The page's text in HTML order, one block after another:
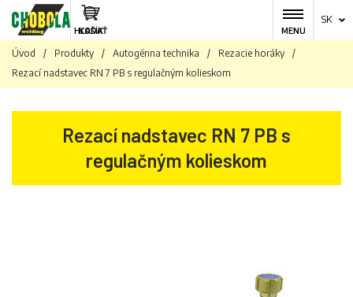
MENU
KOŠÍK
SK
HĽADAŤ
Úvod / Produkty / Autogénna technika / Rezacie horáky
/
Rezací nadstavec RN 7 PB s regulačným kolieskom
Rezací nadstavec RN 7 PB s
regulačným kolieskom